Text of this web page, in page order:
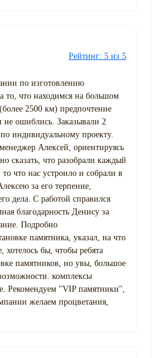
Рейтинг: 5 из 5
по изготовлению
то, что находимся на большом
2500 км) предпочтение
ошиблись. Заказывали 2
индивидуальному проекту.
Алексей, ориентируясь
сказать, что разобрали каждый
что нас устроило и собрали в
за его терпение,
дела. С работой справился
благодарность Денису за
Подробно
памятника, указал, на что
бы, чтобы ребята
памятников, но увы, большое
комплексы
Рекомендуем "VIP памятники",
желаем процветания,